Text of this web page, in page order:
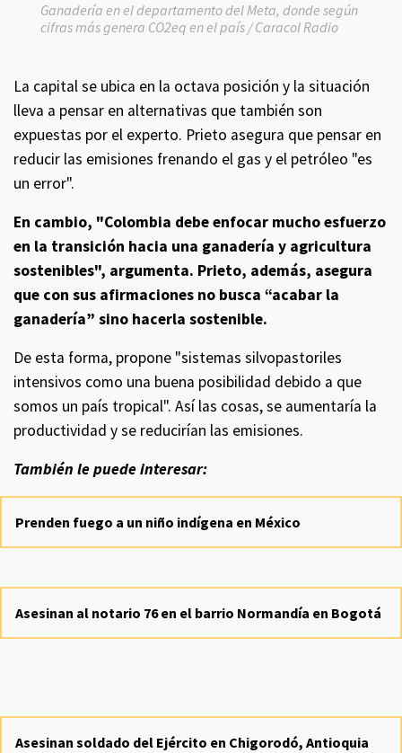
Ganadería en el departamento del Meta, donde según
cifras más genera CO2eq en el país / Caracol Radio
La capital se ubica en la octava posición y la situación
lleva a pensar en alternativas que también son
expuestas por el experto. Prieto asegura que pensar en
reducir las emisiones frenando el gas y el petróleo "es
un error".
En cambio, "Colombia debe enfocar mucho esfuerzo
en la transición hacia una ganadería y agricultura
sostenibles", argumenta. Prieto, además, asegura
que con sus afirmaciones no busca “acabar la
ganadería” sino hacerla sostenible.
De esta forma, propone "sistemas silvopastoriles
intensivos como una buena posibilidad debido a que
somos un país tropical". Así las cosas, se aumentaría la
productividad y se reducirían las emisiones.
También le puede interesar:
Prenden fuego a un niño indígena en México
Asesinan al notario 76 en el barrio Normandía en Bogotá
Asesinan soldado del Ejército en Chigorodó, Antioquia